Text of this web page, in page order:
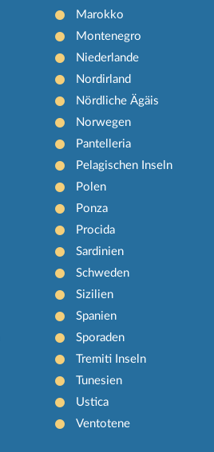
Marokko
Montenegro
Niederlande
Nordirland
Nördliche Ägäis
Norwegen
Pantelleria
Pelagischen Inseln
Polen
Ponza
Procida
Sardinien
Schweden
Sizilien
Spanien
Sporaden
Tremiti Inseln
Tunesien
Ustica
Ventotene